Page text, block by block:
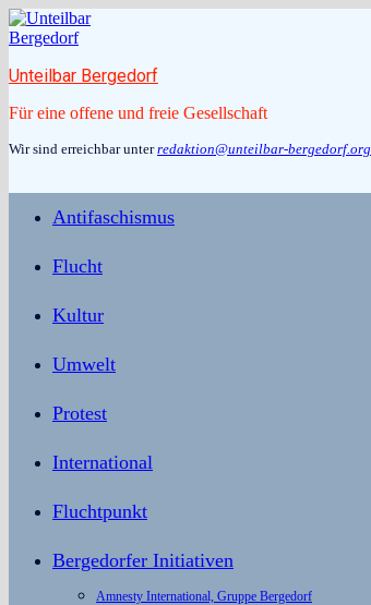
Zum
Inhalt
Unteilbar Bergedorf
Für eine offene und freie Gesellschaft
Wir sind erreichbar unterredaktion@unteilbar-bergedorf.org
Antifaschismus
Flucht
Kultur
Umwelt
Protest
International
Fluchtpunkt
Bergedorfer Initiativen
Amnesty International, Gruppe Bergedorf